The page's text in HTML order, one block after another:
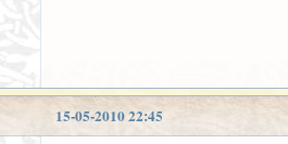
15-05-2010 22:45